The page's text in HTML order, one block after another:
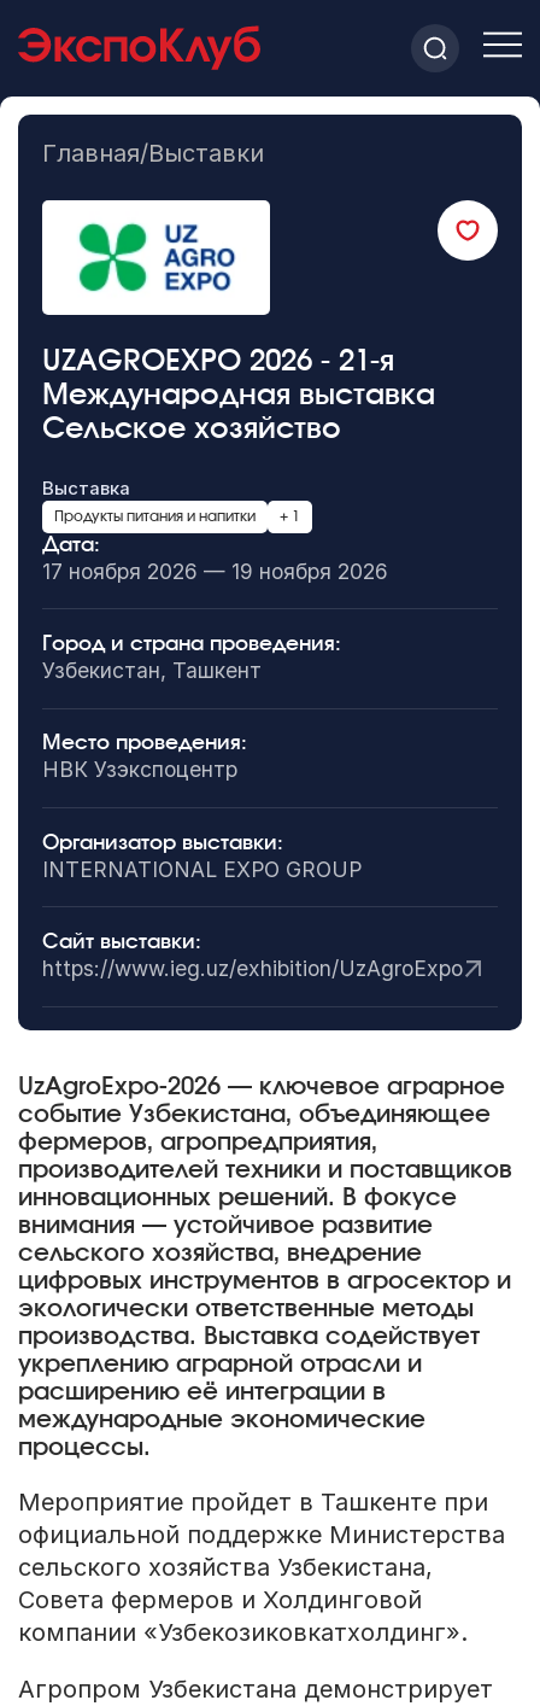
Главная/Выставки
UZAGROEXPO 2026 - 21-я
Международная выставка
Сельское хозяйство
Выставка
Продукты питания и напитки + 1
Дата:
17 ноября 2026 — 19 ноября 2026
Город и страна проведения:
Узбекистан, Ташкент
Место проведения:
НВК Узэкспоцентр
Организатор выставки:
INTERNATIONAL EXPO GROUP
Сайт выставки:
https://www.ieg.uz/exhibition/UzAgroExpo
UzAgroExpo-2026 — ключевое аграрное
событие Узбекистана, объединяющее
фермеров, агропредприятия,
производителей техники и поставщиков
инновационных решений. В фокусе
внимания — устойчивое развитие
сельского хозяйства, внедрение
цифровых инструментов в агросектор и
экологически ответственные методы
производства. Выставка содействует
укреплению аграрной отрасли и
расширению её интеграции в
международные экономические
процессы.
Мероприятие пройдет в Ташкенте при
официальной поддержке Министерства
сельского хозяйства Узбекистана,
Совета фермеров и Холдинговой
компании «Узбекозиковкатхолдинг».
Агропром Узбекистана демонстрирует